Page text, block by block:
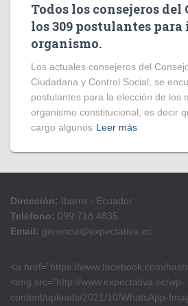
Todos los consejeros del
los 309 postulantes
organismo.
Los actuales consejeros del
Ciudadana y Control Social, se
postulantes para la elección de los
organismo constitucional, es decir
cargo algunos Leer más
Dirección: Ibarra - Ecuador
Teléfono: 099 718 4835
Email: gerencia@expectativa.ec
<a href=”https://www.facebook.com/
<img src=”http://www.expectativa.ec/wp-
content/uploads/2021/10/WhatsApp-